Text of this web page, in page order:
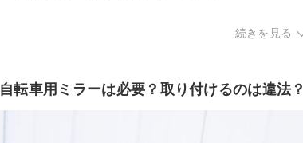
続きを見る
自転車用ミラーは必要？取り付けるのは違法？